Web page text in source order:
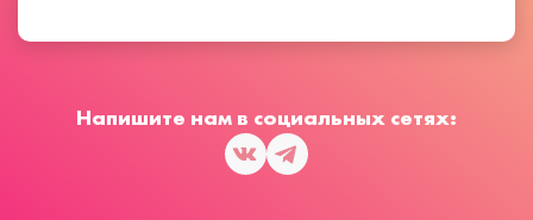
Напишите нам в социальных сетях: